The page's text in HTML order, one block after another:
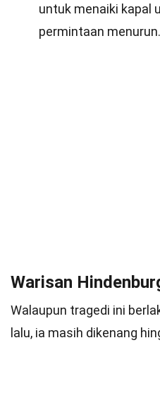
untuk menaiki kapal
permintaan menurun.
Warisan
Walaupun tragedi ini
lalu, ia masih dikenang